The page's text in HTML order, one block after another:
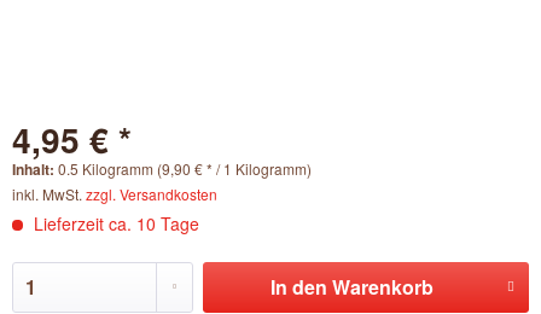
4,95 € *
Inhalt: 0.5 Kilogramm (9,90 € * / 1 Kilogramm)
inkl. MwSt. zzgl. Versandkosten
Lieferzeit ca. 10 Tage
In den Warenkorb